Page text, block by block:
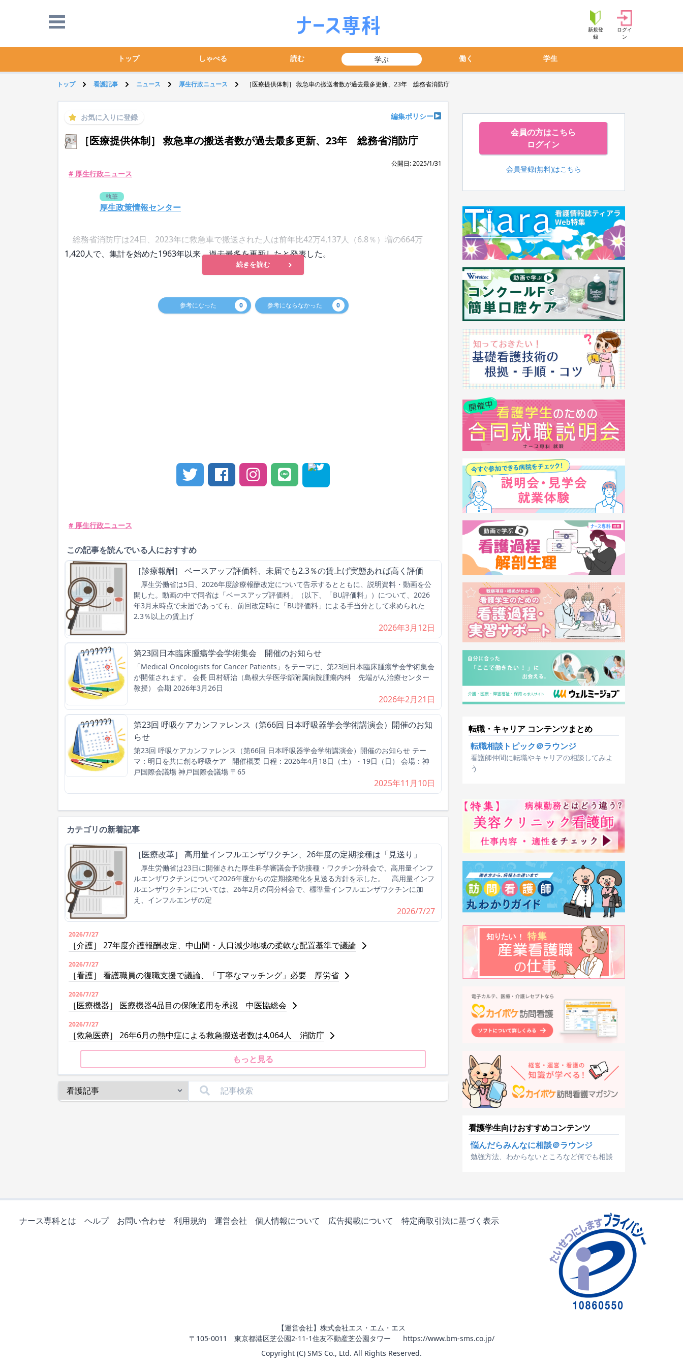
新規登
録
ログイ
ン
トップ しゃべる 読む 学ぶ 働く 学生
トップ 看護記事 ニュース 厚生行政ニュース ［医療提供体制］ 救急車の搬送者数が過去最多更新、23年 総務省消防庁
お気に入りに登録 編集ポリシー
［医療提供体制］ 救急車の搬送者数が過去最多更新、23年 総務省消防庁
公開日: 2025/1/31
# 厚生行政ニュース
執筆
厚生政策情報センター
総務省消防庁は24日、2023年に救急車で搬送された人は前年比42万4,137人（6.8％）増の664万
1,420人で、集計を始めた1963年以来、過去最多を更新したと発表した。
続きを読む
参考になった 0 参考にならなかった 0
# 厚生行政ニュース
この記事を読んでいる人におすすめ
［診療報酬］ ベースアップ評価料、未届でも2.3％の賃上げ実態あれば高く評価
厚生労働省は5日、2026年度診療報酬改定について告示するとともに、説明資料・動画を公
開した。動画の中で同省は「ベースアップ評価料」（以下、「BU評価料」）について、2026
年3月末時点で未届であっても、前回改定時に「BU評価料」による手当分として求められた
2.3％以上の賃上げ
2026年3月12日
第23回日本臨床腫瘍学会学術集会 開催のお知らせ
「Medical Oncologists for Cancer Patients」をテーマに、第23回日本臨床腫瘍学会学術集会
が開催されます。 会長 田村研治（島根大学医学部附属病院腫瘍内科 先端がん治療センター
教授） 会期 2026年3月26日
2026年2月21日
第23回 呼吸ケアカンファレンス（第66回 日本呼吸器学会学術講演会）開催のお知
らせ
第23回 呼吸ケアカンファレンス（第66回 日本呼吸器学会学術講演会）開催のお知らせ テー
マ：明日を共に創る呼吸ケア 開催概要 日程：2026年4月18日（土）・19日（日） 会場：神
戸国際会議場 神戸国際会議場 〒65
2025年11月10日
カテゴリの新着記事
［医療改革］ 高用量インフルエンザワクチン、26年度の定期接種は「見送り」
厚生労働省は23日に開催された厚生科学審議会予防接種・ワクチン分科会で、高用量インフ
ルエンザワクチンについて2026年度からの定期接種化を見送る方針を示した。 高用量インフ
ルエンザワクチンについては、26年2月の同分科会で、標準量インフルエンザワクチンに加
え、インフルエンザの定
2026/7/27
2026/7/27
［介護］ 27年度介護報酬改定、中山間・人口減少地域の柔軟な配置基準で議論
2026/7/27
［看護］ 看護職員の復職支援で議論、「丁寧なマッチング」必要 厚労省
2026/7/27
［医療機器］ 医療機器4品目の保険適用を承認 中医協総会
2026/7/27
［救急医療］ 26年6月の熱中症による救急搬送者数は4,064人 消防庁
もっと見る
会員の方はこちら
ログイン
会員登録(無料)はこちら
転職・キャリア コンテンツまとめ
転職相談トピック＠ラウンジ
看護師仲間に転職やキャリアの相談してみよ
う
看護学生向けおすすめコンテンツ
悩んだらみんなに相談＠ラウンジ
勉強方法、わからないところなど何でも相談
ナース専科とは ヘルプ お問い合わせ 利用規約 運営会社 個人情報について 広告掲載について 特定商取引法に基づく表示
【運営会社】株式会社エス・エム・エス
〒105-0011 東京都港区芝公園2-11-1住友不動産芝公園タワー
https://www.bm-sms.co.jp/
Copyright (C) SMS Co., Ltd. All Rights Reserved.